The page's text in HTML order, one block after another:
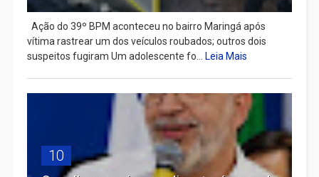
Ação do 39º BPM aconteceu no bairro Maringá após
vítima rastrear um dos veículos roubados; outros dois
suspeitos fugiram Um adolescente fo... Leia Mais
10